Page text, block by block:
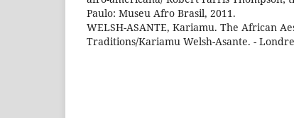
Paulo: Museu Afro Brasil, 2011.
WELSH-ASANTE, Kariamu. The African
Traditions/Kariamu Welsh-Asante. -